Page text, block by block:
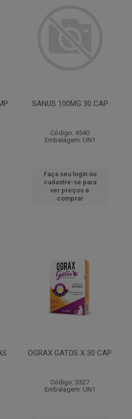
SANUS 100MG 30 CAP
Código: 4540
Embalagem: UN1
Faça seu login ou
cadastre-se para
ver preços e
comprar
OGRAX GATOS X 30 CAP
Código: 3327
Embalagem: UN1